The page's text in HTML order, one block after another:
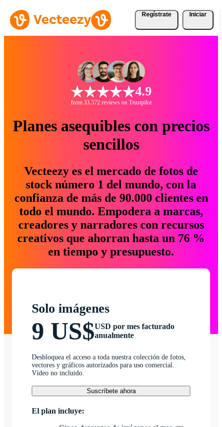
Regístrate Iniciar
4.9
from 33.572 reviews on Trustpilot
Planes asequibles con precios
sencillos
Vecteezy es el mercado de fotos de
stock número 1 del mundo, con la
confianza de más de 90.000 clientes en
todo el mundo. Empodera a marcas,
creadores y narradores con recursos
creativos que ahorran hasta un 76 %
en tiempo y presupuesto.
Solo imágenes
9 US$USD por mes facturado
anualmente
Desbloquea el acceso a toda nuestra colección de fotos,
vectores y gráficos autorizados para uso comercial.
Vídeo no incluido.
Suscríbete ahora
El plan incluye: